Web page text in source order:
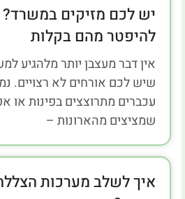
להיפטר מהם בקלות
אין דבר מעצבן יותר מלהגיע
שיש לכם אורחים לא רצויים.
עכברים מתרוצצים בפינות או
שמציצים מהארונות –
איך לשלב מערכות